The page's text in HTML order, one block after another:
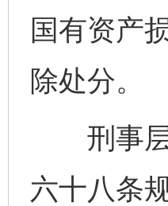
国有资产
除处分。
刑事层
六十八条